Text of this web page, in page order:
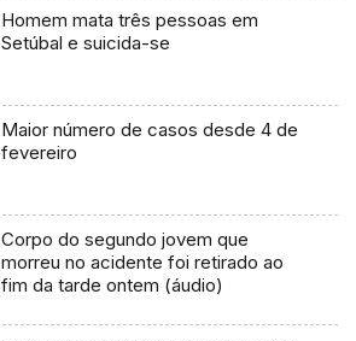
Homem mata três pessoas em
Setúbal e suicida-se
Maior número de casos desde 4 de
fevereiro
Corpo do segundo jovem que
morreu no acidente foi retirado ao
fim da tarde ontem (áudio)